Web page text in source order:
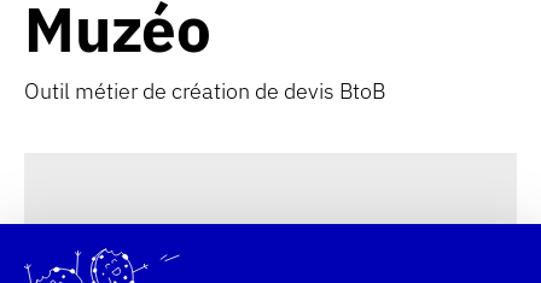
Muzéo
Outil métier de création de devis BtoB
Muzéo
Outil métier de création de devis BtoB